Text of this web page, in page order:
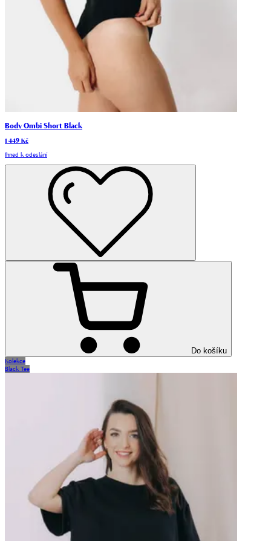
Body Ombi Short Black
1 449 Kč
Ihned k odeslání
Do košíku
Kolekce
Black Tee